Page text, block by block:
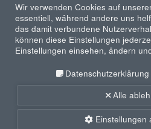
Wir verwenden Cookies auf
essentiell, während andere uns
das damit verbundene
können diese Einstellungen
Einstellungen einsehen, ändern
Datenschutzerklärung
Alle
Einstellungen